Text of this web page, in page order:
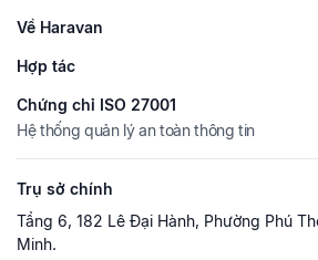
Về Haravan
Hợp tác
Chứng chỉ ISO 27001
Hệ thống quản lý an toàn thông tin
Trụ sở chính
Tầng 6, 182 Lê Đại Hành, Phường Phú
Minh.